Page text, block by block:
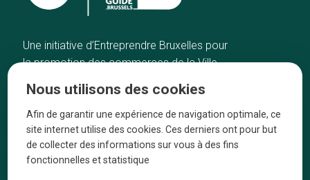
Une initiative d’Entreprendre Bruxelles pour
la promotion des commerces de la Ville
Accueil
Bonnes adresses
Quartiers
Blog
Artisans
A propos
On parle de nous
Nous utilisons des cookies
Afin de garantir une expérience de navigation optimale, ce
site internet utilise des cookies. Ces derniers ont pour but
de collecter des informations sur vous à des fins
fonctionnelles et statistique